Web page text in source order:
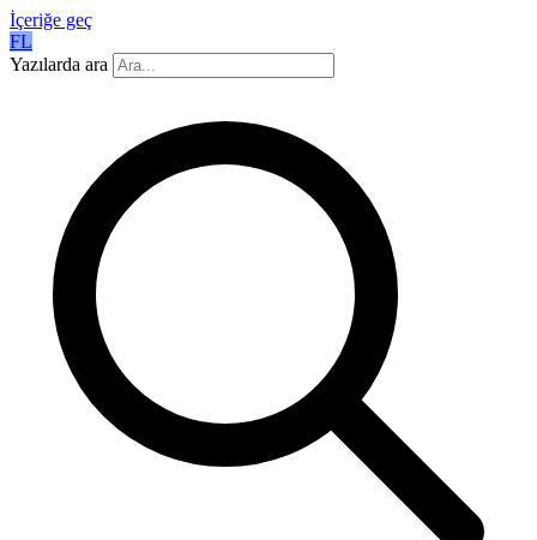
İçeriğe geç
FL
Yazılarda ara